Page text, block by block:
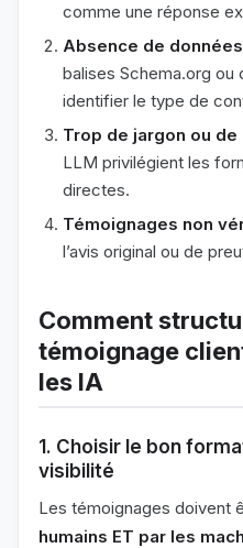
comme une réponse
Absence de
balises Schema.org
identifier le type de
Trop de jargon ou
LLM privilégient les
directes.
Témoignages non
l’avis original ou de
Comment
témoignage
les IA
1. Choisir le bon
visibilité
Les témoignages doivent
humains ET par les